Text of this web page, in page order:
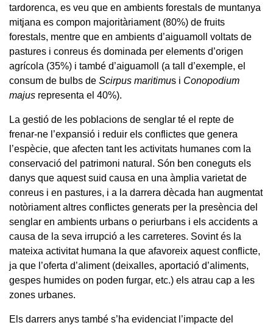
tardorenca, es veu que en ambients forestals de muntanya
mitjana es compon majoritàriament (80%) de fruits
forestals, mentre que en ambients d’aiguamoll voltats de
pastures i conreus és dominada per elements d’origen
agrícola (35%) i també d’aiguamoll (a tall d’exemple, el
consum de bulbs de Scirpus maritimus i Conopodium
majus representa el 40%).
La gestió de les poblacions de senglar té el repte de
frenar-ne l’expansió i reduir els conflictes que genera
l’espècie, que afecten tant les activitats humanes com la
conservació del patrimoni natural. Són ben coneguts els
danys que aquest suid causa en una àmplia varietat de
conreus i en pastures, i a la darrera dècada han augmentat
notòriament altres conflictes generats per la presència del
senglar en ambients urbans o periurbans i els accidents a
causa de la seva irrupció a les carreteres. Sovint és la
mateixa activitat humana la que afavoreix aquest conflicte,
ja que l’oferta d’aliment (deixalles, aportació d’aliments,
gespes humides on poden furgar, etc.) els atrau cap a les
zones urbanes.
Els darrers anys també s’ha evidenciat l’impacte del